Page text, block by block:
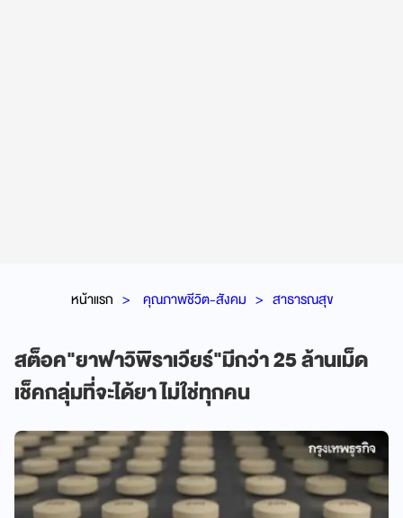
หน้าแรก คุณภาพชีวิต-สังคม สาธารณสุข
สต็อค"ยาฟาวิพิราเวียร์"มีกว่า 25 ล้านเม็ด
เช็คกลุ่มที่จะได้ยา ไม่ใช่ทุกคน